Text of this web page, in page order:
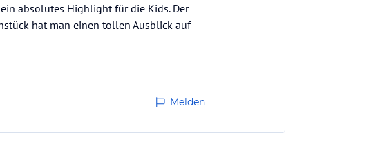
absolutes Highlight für die Kids. Der
hat man einen tollen Ausblick auf
Melden